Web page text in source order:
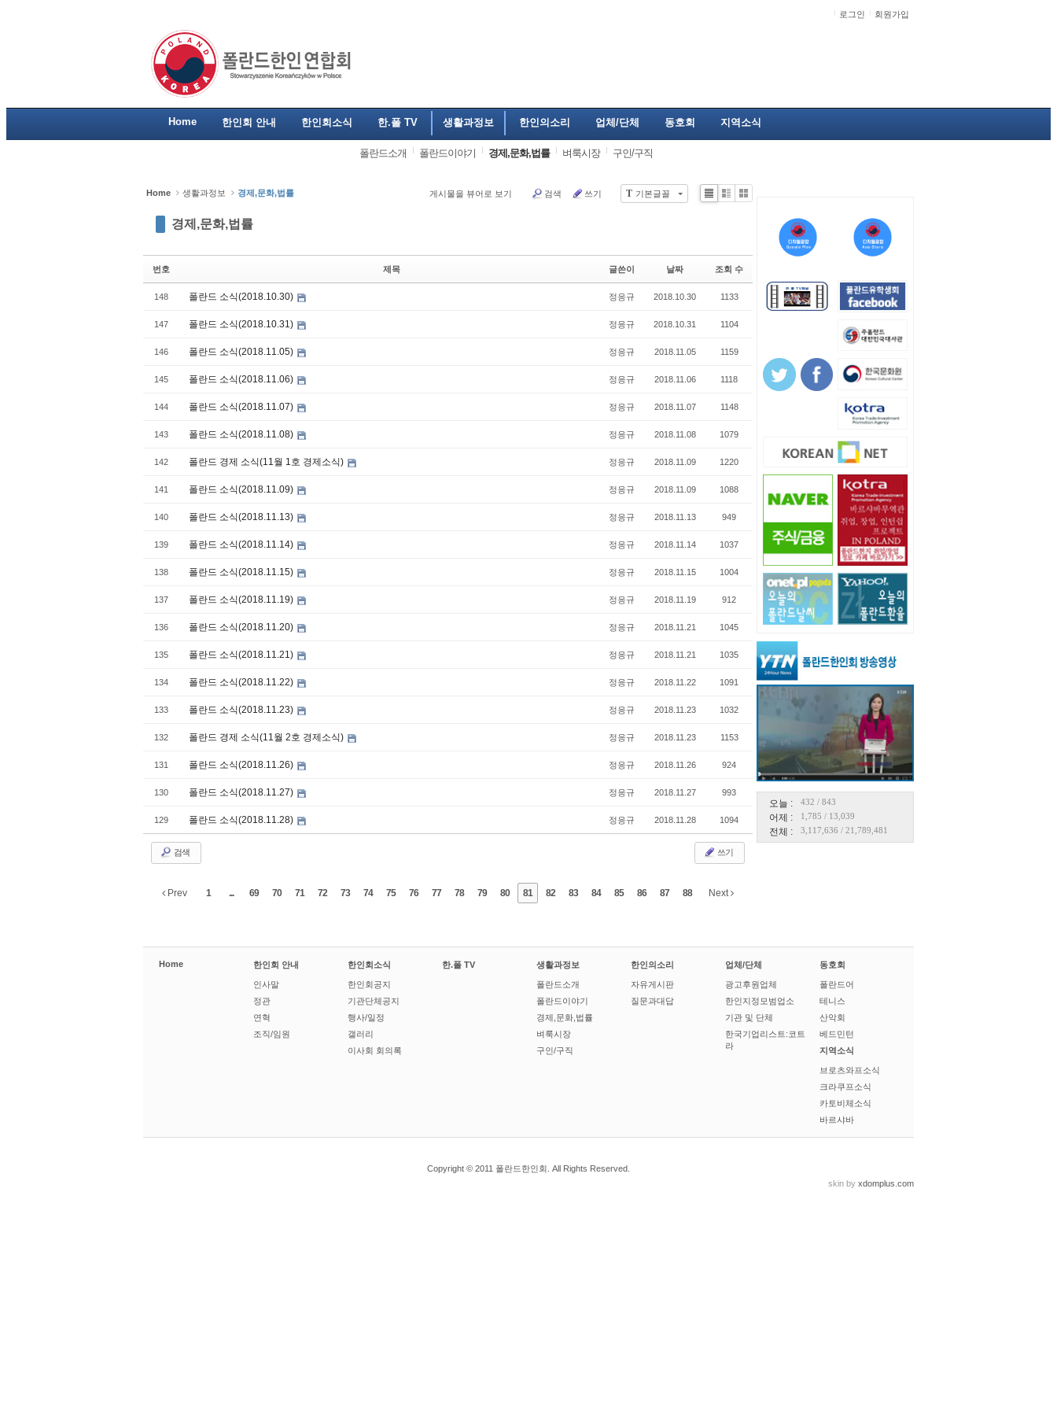
로그인 회원가입
Home 한인회 안내 한인회소식 한.폴 TV 생활과정보 한인의소리 업체/단체 동호회 지역소식
폴란드소개 폴란드이야기 경제,문화,법률 벼룩시장 구인/구직
오늘 : 432 / 843
어제 : 1,785 / 13,039
전체 : 3,117,636 / 21,789,481
Home 생활과정보 경제,문화,법률 T 기본글꼴
게시물을 뷰어로 보기 검색 쓰기
경제,문화,법률
Li
Zi
G
번호 제목 글쓴이 날짜 조회 수
148 폴란드 소식(2018.10.30) 정응규 2018.10.30 1133
147 폴란드 소식(2018.10.31) 정응규 2018.10.31 1104
146 폴란드 소식(2018.11.05) 정응규 2018.11.05 1159
145 폴란드 소식(2018.11.06) 정응규 2018.11.06 1118
144 폴란드 소식(2018.11.07) 정응규 2018.11.07 1148
143 폴란드 소식(2018.11.08) 정응규 2018.11.08 1079
142 폴란드 경제 소식(11월 1호 경제소식) 정응규 2018.11.09 1220
141 폴란드 소식(2018.11.09) 정응규 2018.11.09 1088
140 폴란드 소식(2018.11.13) 정응규 2018.11.13 949
139 폴란드 소식(2018.11.14) 정응규 2018.11.14 1037
138 폴란드 소식(2018.11.15) 정응규 2018.11.15 1004
137 폴란드 소식(2018.11.19) 정응규 2018.11.19 912
136 폴란드 소식(2018.11.20) 정응규 2018.11.21 1045
135 폴란드 소식(2018.11.21) 정응규 2018.11.21 1035
134 폴란드 소식(2018.11.22) 정응규 2018.11.22 1091
133 폴란드 소식(2018.11.23) 정응규 2018.11.23 1032
132 폴란드 경제 소식(11월 2호 경제소식) 정응규 2018.11.23 1153
131 폴란드 소식(2018.11.26) 정응규 2018.11.26 924
130 폴란드 소식(2018.11.27) 정응규 2018.11.27 993
129 폴란드 소식(2018.11.28) 정응규 2018.11.28 1094
검색 쓰기
Prev 1 ... 69 70 71 72 73 74 75 76 77 78 79 80 81 82 83 84 85 86 87 88 Next
Home 한인회 안내
인사말
정관
연혁
조직/임원
한인회소식
한인회공지
기관단체공지
행사/일정
갤러리
이사회 회의록
한.폴 TV 생활과정보
폴란드소개
폴란드이야기
경제,문화,법률
벼룩시장
구인/구직
한인의소리
자유게시판
질문과대답
업체/단체
광고후원업체
한인지정모범업소
기관 및 단체
한국기업리스트:코트
라
동호회
폴란드어
테니스
산악회
베드민턴
지역소식
브로츠와프소식
크라쿠프소식
카토비체소식
바르샤바
Copyright © 2011 폴란드한인회. All Rights Reserved.
skin by xdomplus.com